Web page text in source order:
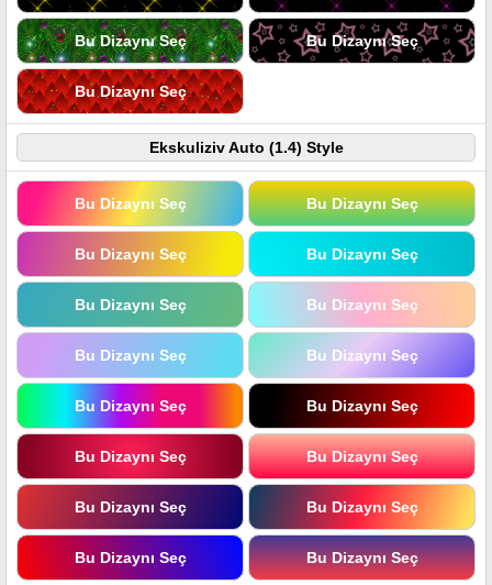
Bu Dizaynı Seç Bu Dizaynı Seç
Bu Dizaynı Seç
Ekskuliziv Auto (1.4) Style
Bu Dizaynı Seç Bu Dizaynı Seç
Bu Dizaynı Seç Bu Dizaynı Seç
Bu Dizaynı Seç Bu Dizaynı Seç
Bu Dizaynı Seç Bu Dizaynı Seç
Bu Dizaynı Seç Bu Dizaynı Seç
Bu Dizaynı Seç Bu Dizaynı Seç
Bu Dizaynı Seç Bu Dizaynı Seç
Bu Dizaynı Seç Bu Dizaynı Seç